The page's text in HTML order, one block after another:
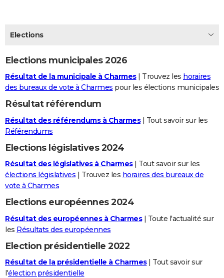
GUIDES D'ACHAT
CARTE DE VOEUX
Carte de Noël
Carte Bonne année
Carte Saint-Valentin
Carte Pâques
Carte d'anniversaire
DICTIONNAIRE
COPAINS D'AVANT
S'inscrire
Se connecter
Lycées
Collèges
Primaires
Universités
Entreprises
Service militaire
Avis de recherche
FORUM
Bricolage
Lifestyle
Culture
Sport
Auto
Television
Voyage
Cinema
Elections
Elections municipales 2026
Résultat de la municipale à Charmes| Trouvez les horaires
des bureaux de vote à Charmes pour les élections municipales
Résultat référendum
Résultat des référendums à Charmes| Tout savoir sur les
Référendums
Elections législatives 2024
Résultat des législatives à Charmes| Tout savoir sur les
élections législatives | Trouvez les horaires des bureaux de
vote à Charmes
Elections européennes 2024
Résultat des européennes à Charmes| Toute l'actualité sur
les Résultats des européennes
Election présidentielle 2022
Résultat de la présidentielle à Charmes| Tout savoir sur
l'élection présidentielle